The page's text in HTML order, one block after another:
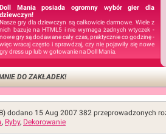
Doll Mania posiada ogromny wybór gier dla
dziewczyn!
Nasze gry dla dziewczyn są całkowicie darmowe. Wiele z
nich bazuje na HTML5 i nie wymaga żadnych wtyczek -
nowe gry są dodawane cały czas, praktycznie co godzinę -
więc wracaj często i sprawdzaj, czy nie pojawiły się nowe
gry dress up lub w gotowanie na Doll Mania.
DO ZAKŁADEK!
dodano 15 Aug 2007 382przeprowadzonych
, Ryby, Dekorowanie